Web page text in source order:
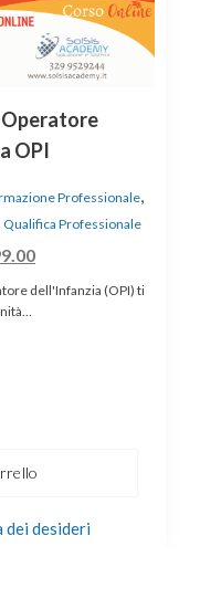
Operatore
OPI
Professionale,
Qualifica Professionale
dell'Infanzia (OPI) ti
desideri